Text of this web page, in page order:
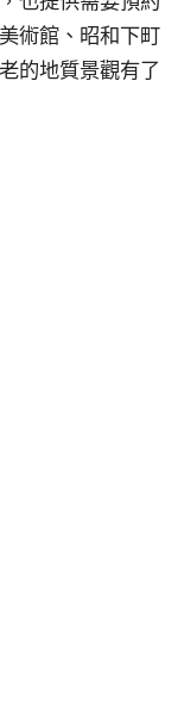
術館、昭和下町
的地質景觀有了